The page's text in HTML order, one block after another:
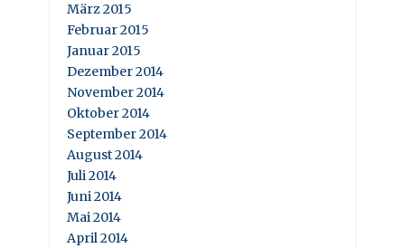
März 2015
Februar 2015
Januar 2015
Dezember 2014
November 2014
Oktober 2014
September 2014
August 2014
Juli 2014
Juni 2014
Mai 2014
April 2014